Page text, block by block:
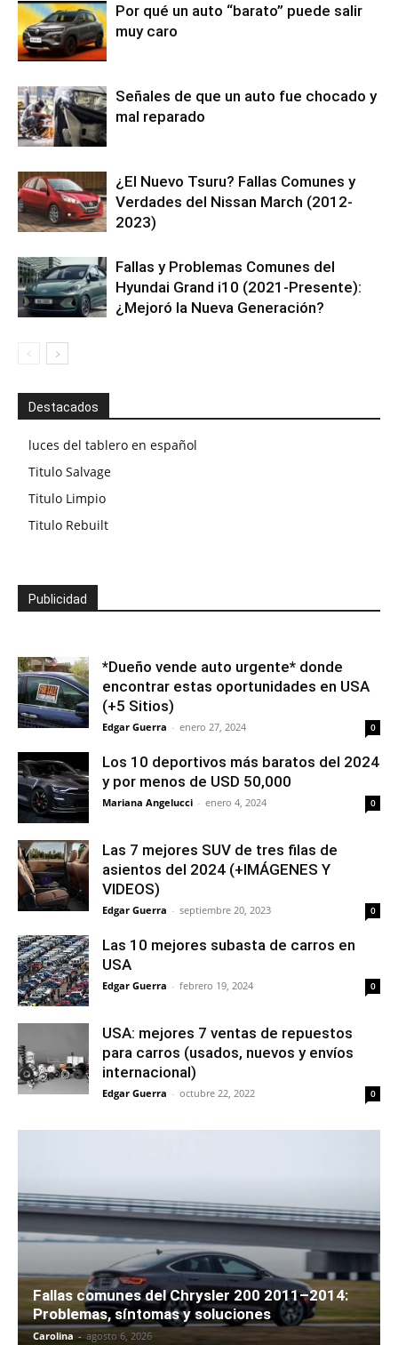
Por qué un auto “barato” puede salir
muy caro
Señales de que un auto fue chocado y
mal reparado
¿El Nuevo Tsuru? Fallas Comunes y
Verdades del Nissan March (2012-
2023)
Fallas y Problemas Comunes del
Hyundai Grand i10 (2021-Presente):
¿Mejoró la Nueva Generación?
Destacados
luces del tablero en español
Titulo Salvage
Titulo Limpio
Titulo Rebuilt
Publicidad
*Dueño vende auto urgente* donde
encontrar estas oportunidades en USA
(+5 Sitios)
Edgar Guerra - enero 27, 2024 0
Los 10 deportivos más baratos del 2024
y por menos de USD 50,000
Mariana Angelucci - enero 4, 2024 0
Las 7 mejores SUV de tres filas de
asientos del 2024 (+IMÁGENES Y
VIDEOS)
Edgar Guerra - septiembre 20, 2023 0
Las 10 mejores subasta de carros en
USA
Edgar Guerra - febrero 19, 2024 0
USA: mejores 7 ventas de repuestos
para carros (usados, nuevos y envíos
internacional)
Edgar Guerra - octubre 22, 2022 0
Fallas comunes del Chrysler 200 2011–2014:
Problemas, síntomas y soluciones
Carolina - agosto 6, 2026